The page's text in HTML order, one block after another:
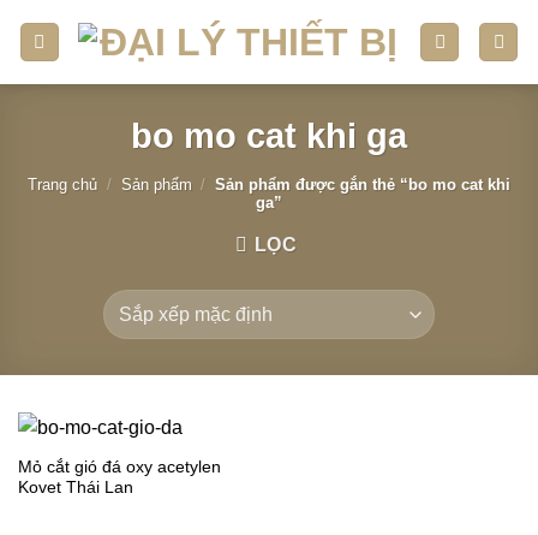
bo mo cat khi ga
Trang chủ / Sản phẩm / Sản phẩm được gắn thẻ “bo mo cat khi
ga”
LỌC
Mỏ cắt gió đá oxy acetylen
Kovet Thái Lan